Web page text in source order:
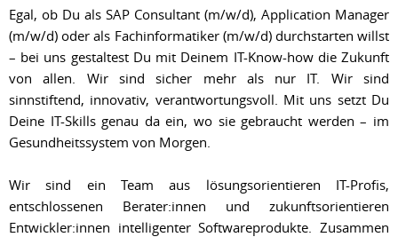
Egal, ob Du als SAP Consultant (m/w/d), Application Manager
(m/w/d) oder als Fachinformatiker (m/w/d) durchstarten willst
– bei uns gestaltest Du mit Deinem IT-Know-how die Zukunft
von allen. Wir sind sicher mehr als nur IT. Wir sind
sinnstiftend, innovativ, verantwortungsvoll. Mit uns setzt Du
Deine IT-Skills genau da ein, wo sie gebraucht werden – im
Gesundheitssystem von Morgen.
Wir sind ein Team aus lösungsorientieren IT-Profis,
entschlossenen Berater:innen und zukunftsorientieren
Entwickler:innen intelligenter Softwareprodukte. Zusammen